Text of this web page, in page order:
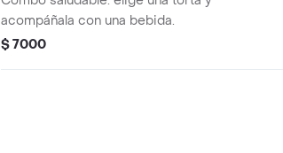
acompáñala con una bebida.
$ 7000